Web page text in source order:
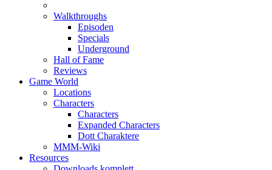
Walkthroughs
Episoden
Specials
Underground
Hall of Fame
Reviews
Game World
Locations
Characters
Characters
Expanded Characters
Dott Charaktere
MMM-Wiki
Resources